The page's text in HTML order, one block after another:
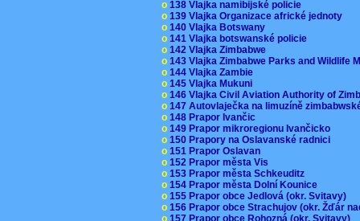
o 138 Vlajka namibijské policie
o 139 Vlajka Organizace africké jednoty
o 140 Vlajka Botswany
o 141 Vlajka botswanské policie
o 142 Vlajka Zimbabwe
o 143 Vlajka Zimbabwe Parks and Wildlife
o 144 Vlajka Zambie
o 145 Vlajka Mukuni
o 146 Vlajka Civil Aviation Authority of
o 147 Autovlaječka na limuzíně
o 148 Prapor Ivančic
o 149 Prapor mikroregionu Ivančicko
o 150 Prapory na Oslavanské radnici
o 151 Prapor Oslavan
o 152 Prapor města Vis
o 153 Prapor města Schkeuditz
o 154 Prapor města Dolní Kounice
o 155 Prapor obce Jedlová (okr. Svitavy)
o 156 Prapor obce Strachujov (okr. Žďár
o 157 Prapor obce Rohozná (okr. Svitavy)